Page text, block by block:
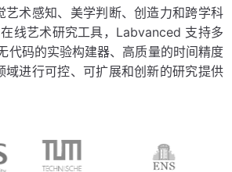
术感知、美学判断、创造力和跨学科
线艺术研究工具，Labvanced 支持多
代码的实验构建器、高质量的时间精度
进行可控、可扩展和创新的研究提供